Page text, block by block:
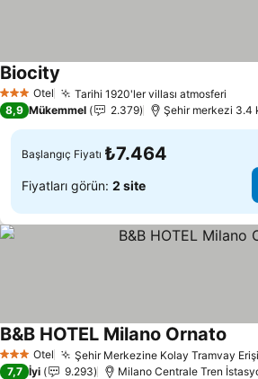
3 YıldızOtel Tarihi 1920'ler villası atmosferi
Biocity
8,9 Mükemmel 2.379 Şehir merkezi 3.4
Başlangıç Fiyatı ₺7.464
Fiyatları görün: 2 site
3 YıldızOtel Şehir Merkezine Kolay Tramvay
B&B HOTEL Milano Ornato
7,7 İyi 9.293 Milano Centrale Tren